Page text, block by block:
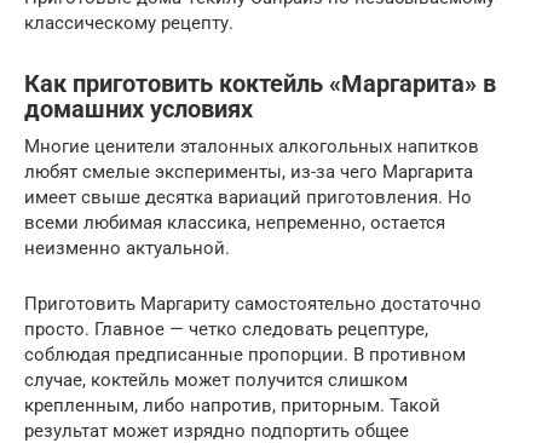
классическому рецепту.
Как приготовить коктейль «Маргарита» в
домашних условиях
Многие ценители эталонных алкогольных напитков
любят смелые эксперименты, из-за чего Маргарита
имеет свыше десятка вариаций приготовления. Но
всеми любимая классика, непременно, остается
неизменно актуальной.
Приготовить Маргариту самостоятельно достаточно
просто. Главное — четко следовать рецептуре,
соблюдая предписанные пропорции. В противном
случае, коктейль может получится слишком
крепленным, либо напротив, приторным. Такой
результат может изрядно подпортить общее